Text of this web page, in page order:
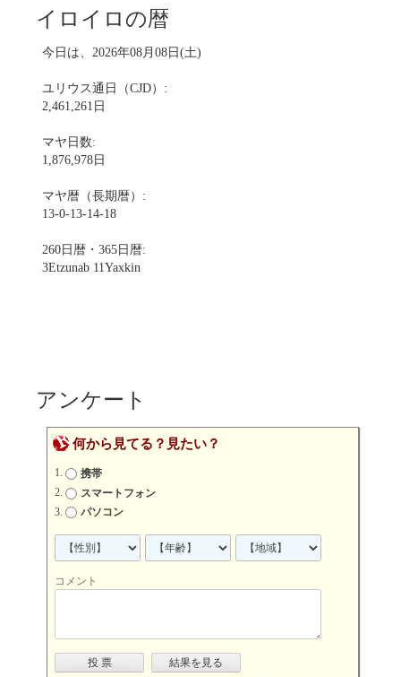
イロイロの暦
今日は、2026年08月08日(土)
ユリウス通日（CJD）:
2,461,261日
マヤ日数:
1,876,978日
マヤ暦（長期暦）:
13-0-13-14-18
260日暦・365日暦:
3Etzunab 11Yaxkin
アンケート
何から見てる？見たい？
携帯
スマートフォン
パソコン
コメント